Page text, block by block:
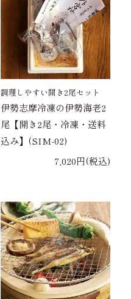
調理しやすい開き2尾セット
伊勢志摩冷凍の伊勢海老2
尾【開き2尾・冷凍・送料
込み】(SIM-02)
7,020円(税込)